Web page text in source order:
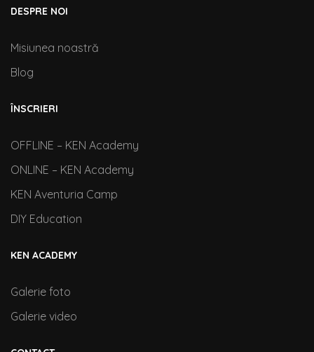
DESPRE NOI
Misiunea noastră
Blog
ÎNSCRIERI
OFFLINE – KEN Academy
ONLINE – KEN Academy
KEN Aventuria Camp
DIY Education
KEN ACADEMY
Galerie foto
Galerie video